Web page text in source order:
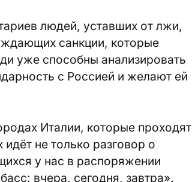
людей, уставших от лжи,
санкции, которые
уже способны анализировать
с Россией и желают ей
Италии, которые проходят
не только разговор о
у нас в распоряжении
вчера, сегодня, завтра».